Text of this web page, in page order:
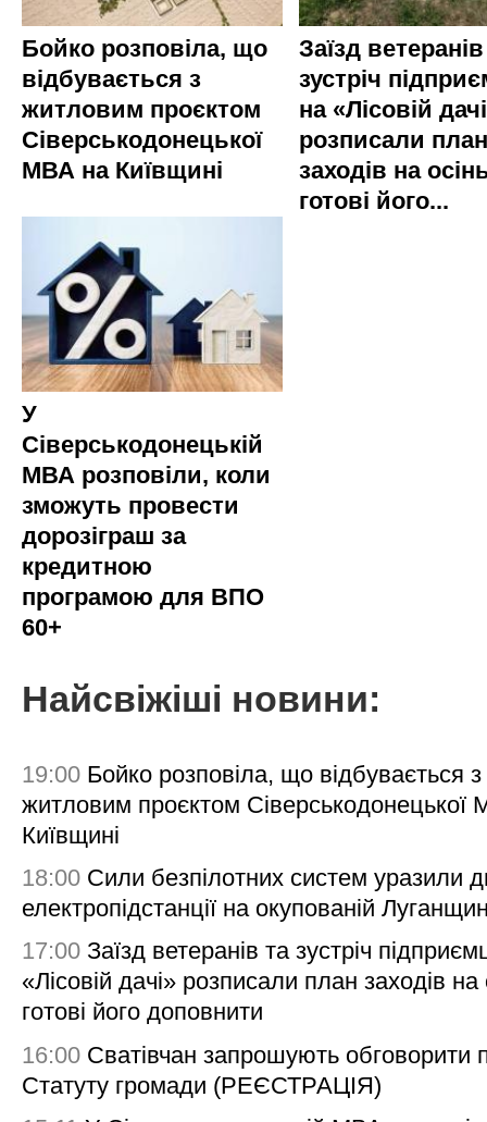
Бойко розповіла, що
відбувається з
житловим проєктом
Сіверськодонецької
МВА на Київщині
Заїзд
зустріч
на «Лісовій
розписали план
заходів на
готові його...
У
Сіверськодонецькій
МВА розповіли, коли
зможуть провести
дорозіграш за
кредитною
програмою для ВПО
60+
Найсвіжіші новини:
19:00 Бойко розповіла, що відбувається з
житловим проєктом Сіверськодонецької
Київщині
18:00 Сили безпілотних систем уразили
електропідстанції на окупованій
17:00 Заїзд ветеранів та зустріч
«Лісовій дачі» розписали план заходів на
готові його доповнити
16:00 Сватівчан запрошують обговорити
Статуту громади (РЕЄСТРАЦІЯ)